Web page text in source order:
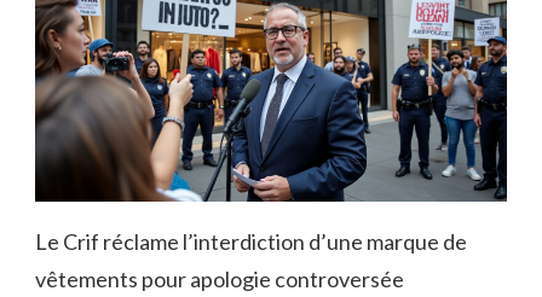
Le Crif réclame l’interdiction d’une marque de
vêtements pour apologie controversée